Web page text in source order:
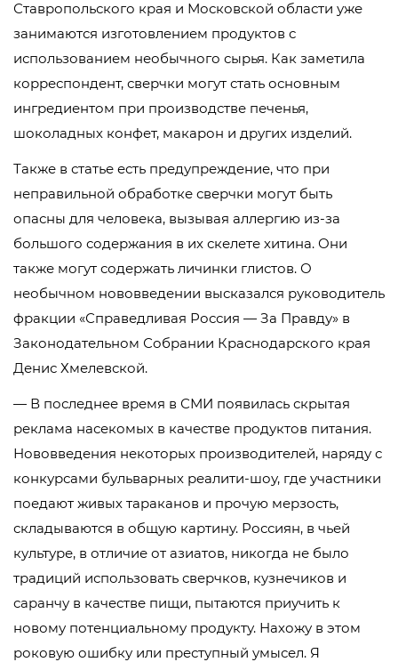
Ставропольского края и Московской области уже
занимаются изготовлением продуктов с
использованием необычного сырья. Как заметила
корреспондент, сверчки могут стать основным
ингредиентом при производстве печенья,
шоколадных конфет, макарон и других изделий.
Также в статье есть предупреждение, что при
неправильной обработке сверчки могут быть
опасны для человека, вызывая аллергию из-за
большого содержания в их скелете хитина. Они
также могут содержать личинки глистов. О
необычном нововведении высказался руководитель
фракции «Справедливая Россия — За Правду» в
Законодательном Собрании Краснодарского края
Денис Хмелевской.
— В последнее время в СМИ появилась скрытая
реклама насекомых в качестве продуктов питания.
Нововведения некоторых производителей, наряду с
конкурсами бульварных реалити-шоу, где участники
поедают живых тараканов и прочую мерзость,
складываются в общую картину. Россиян, в чьей
культуре, в отличие от азиатов, никогда не было
традиций использовать сверчков, кузнечиков и
саранчу в качестве пищи, пытаются приучить к
новому потенциальному продукту. Нахожу в этом
роковую ошибку или преступный умысел. Я